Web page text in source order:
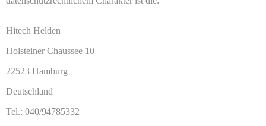
Hitech Helden
Holsteiner Chaussee 10
22523 Hamburg
Deutschland
Tel.: 040/94785332